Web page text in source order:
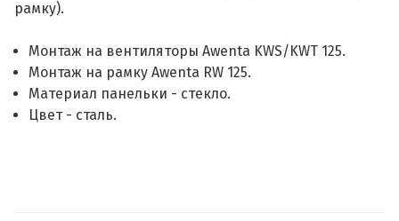
рамку).
Монтаж на вентиляторы Awenta KWS/KWT 125.
Монтаж на рамку Awenta RW 125.
Материал панельки - стекло.
Цвет - сталь.